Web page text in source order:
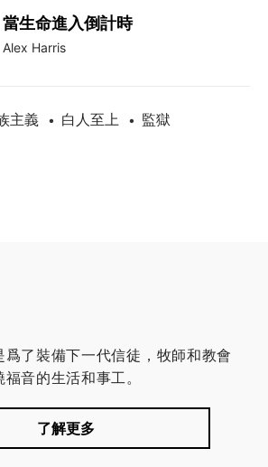
當生命進入倒計時
Alex Harris
主義 • 白人至上 • 監獄
了裝備下一代信徒，牧師和教會
音的生活和事工。
了解更多